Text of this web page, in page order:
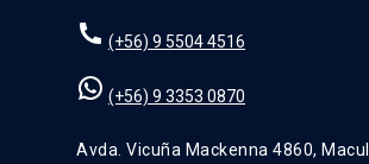
(+56) 9 5504 4516
(+56) 9 3353 0870
Avda. Vicuña Mackenna 4860, Macul